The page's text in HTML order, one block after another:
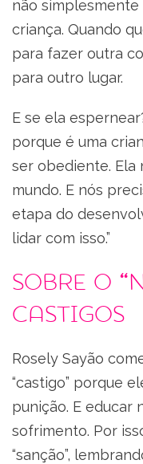
não simplesmente
criança. Quando
para fazer outra
para outro lugar.
E se ela
porque é uma
ser obediente. Ela
mundo. E nós
etapa do
lidar com isso.”
Sobre o
castigos
Rosely Sayão
“castigo” porque
punição. E educar
sofrimento. Por
“sanção”,